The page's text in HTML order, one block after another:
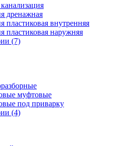
дренажная
пластиковая внутренняя
пластиковая наружняя
(7)
муфтовые
под приварку
(4)